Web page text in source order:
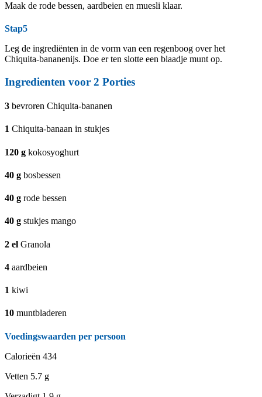
Maak de rode bessen, aardbeien en muesli klaar.
Stap5
Leg de ingrediënten in de vorm van een regenboog over het
Chiquita-bananenijs. Doe er ten slotte een blaadje munt op.
Ingredienten voor 2 Porties
3 bevroren Chiquita-bananen
1 Chiquita-banaan in stukjes
120 g kokosyoghurt
40 g bosbessen
40 g rode bessen
40 g stukjes mango
2 el Granola
4 aardbeien
1 kiwi
10 muntbladeren
Voedingswaarden per persoon
Calorieën 434
Vetten 5.7 g